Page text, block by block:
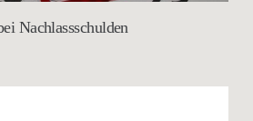
Nachlassschulden